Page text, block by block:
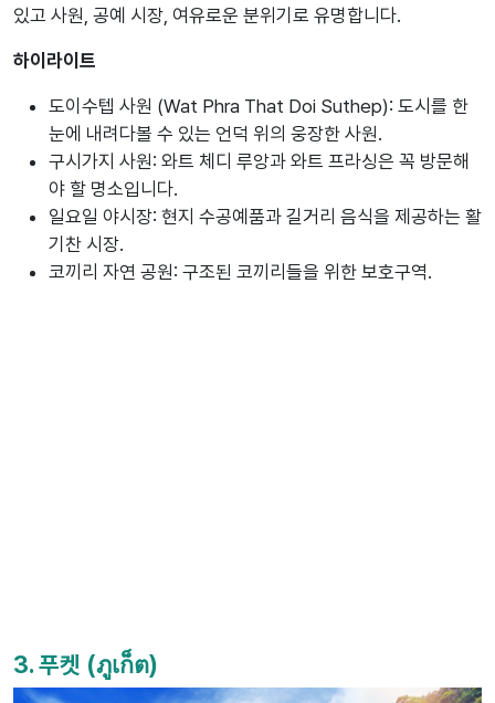
있고 사원, 공예 시장, 여유로운 분위기로 유명합니다.
하이라이트
도이수텝 사원 (Wat Phra That Doi Suthep): 도시를 한
눈에 내려다볼 수 있는 언덕 위의 웅장한 사원.
구시가지 사원: 와트 체디 루앙과 와트 프라싱은 꼭 방문해
야 할 명소입니다.
일요일 야시장: 현지 수공예품과 길거리 음식을 제공하는 활
기찬 시장.
코끼리 자연 공원: 구조된 코끼리들을 위한 보호구역.
3. 푸켓 (ภูเก็ต)